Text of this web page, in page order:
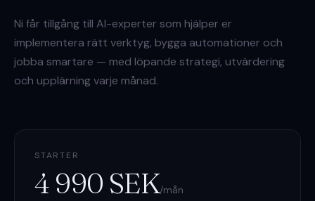
Ni får tillgång till AI-experter som hjälper er
implementera rätt verktyg, bygga automationer och
jobba smartare — med löpande strategi, utvärdering
och upplärning varje månad.
STARTER
4 990 SEK/mån